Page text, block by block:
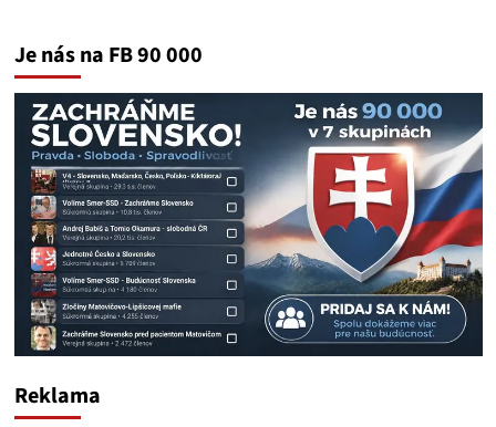
Je nás na FB 90 000
Reklama